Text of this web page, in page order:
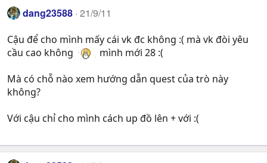
dang23588 21/9/11
Cậu để cho mình mấy cái vk đc không :( mà vk đòi yêu
cầu cao không
mình mới 28 :(
Mà có chỗ nào xem hướng dẫn quest của trò này
không?
Với cậu chỉ cho mình cách up đồ lên + với :(